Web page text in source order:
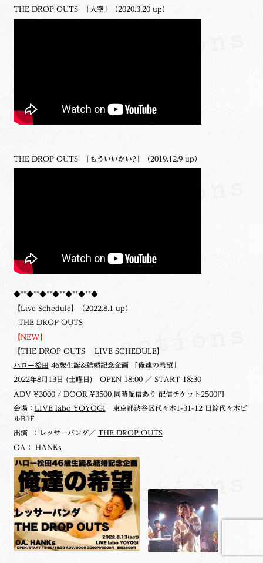
THE DROP OUTS 「大空」（2020.3.20 up）
THE DROP OUTS 「もういいかい?」（2019.12.9 up）
◆**◆**◆**◆**◆**◆**◆
【Live Schedule】（2022.8.1 up）
THE DROP OUTS
【NEW】
【THE DROP OUTS LIVE SCHEDULE】
ハロー松田 46歳生誕&結婚記念企画 「俺達の希望」
2022年8月13日 (土曜日) OPEN 18:00 ／ START 18:30
ADV ¥3000 / DOOR ¥3500 同時配信あり 配信チケット2500円
会場： LIVE labo YOYOGI 東京都渋谷区代々木1-31-12 日綜代々木ビ
ルB1F
出演 ：レッサーパンダ／ THE DROP OUTS
OA： HANKs